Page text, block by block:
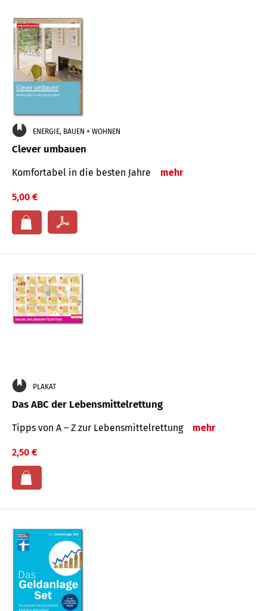
ENERGIE, BAUEN + WOHNEN
Clever umbauen
Komfortabel in die besten Jahre mehr
5,00 €
PLAKAT
Das ABC der Lebensmittelrettung
Tipps von A – Z zur Lebensmittelrettung mehr
2,50 €